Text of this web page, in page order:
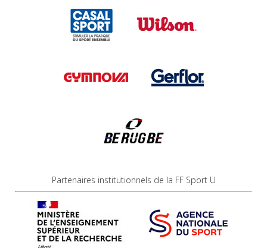
Partenaires institutionnels de la FF Sport U